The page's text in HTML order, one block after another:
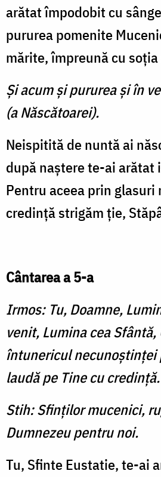
arătat împodobit cu
pururea pomenite
mărite, împreună cu
Şi acum şi pururea şi în
(a Născătoarei).
Neispitită de nuntă ai
după naştere te-ai arătat
Pentru aceea prin glasuri
credinţă strigăm ţie,
Cântarea a 5-a
Irmos: Tu, Doamne,
venit, Lumina cea
întunericul necunoştinţei
laudă pe Tine cu credinţă.
Stih: Sfinţilor mucenici,
Dumnezeu pentru noi.
Tu, Sfinte Eustatie, te-ai